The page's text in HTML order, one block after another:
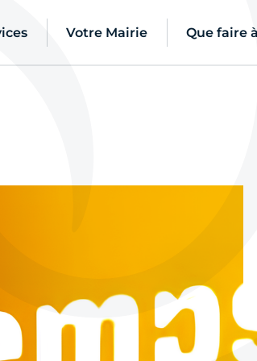
Votre Mairie Que faire